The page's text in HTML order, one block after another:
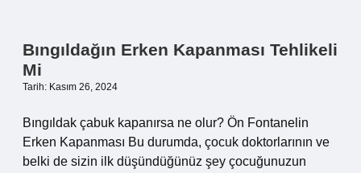
Bıngıldağın Erken Kapanması Tehlikeli
Mi
Tarih: Kasım 26, 2024
Bıngıldak çabuk kapanırsa ne olur? Ön Fontanelin
Erken Kapanması Bu durumda, çocuk doktorlarının ve
belki de sizin ilk düşündüğünüz şey çocuğunuzun